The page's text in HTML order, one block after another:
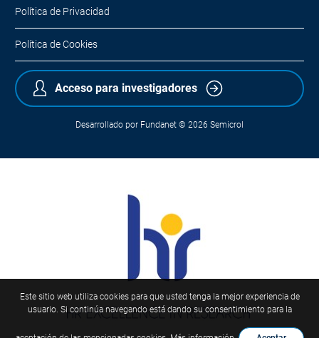
Este sitio web utiliza cookies para que usted tenga la mejor experiencia de
usuario. Si continúa navegando está dando su consentimiento para la
Política de Privacidad
Política de Cookies
Acceso para investigadores
Desarrollado por Fundanet © 2026 Semicrol